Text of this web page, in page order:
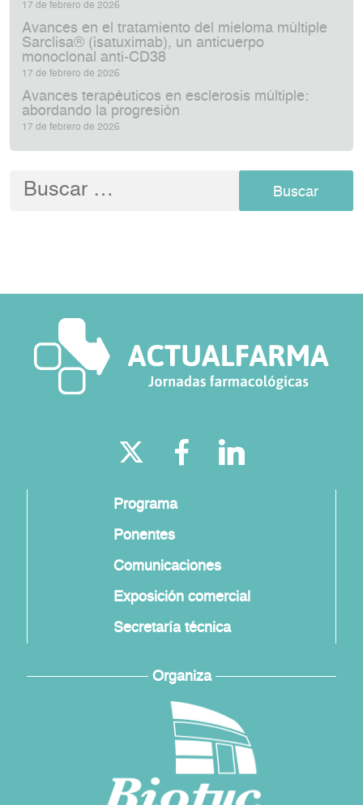
17 de febrero de 2026
Avances en el tratamiento del mieloma múltiple
Sarclisa® (isatuximab), un anticuerpo
monoclonal anti‑CD38
17 de febrero de 2026
Avances terapéuticos en esclerosis múltiple:
abordando la progresión
17 de febrero de 2026
Buscar:
Programa
Ponentes
Comunicaciones
Exposición comercial
Secretaría técnica
Organiza